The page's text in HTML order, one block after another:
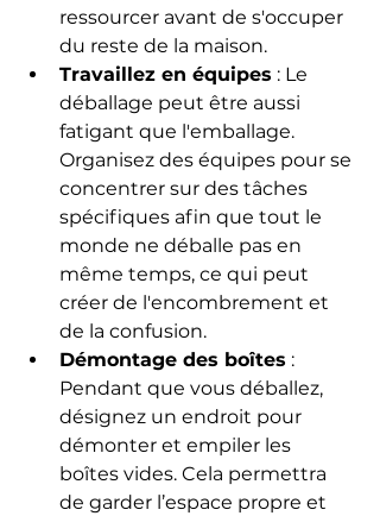
ressourcer avant de s'occuper
du reste de la maison.
Travaillez en équipes : Le
déballage peut être aussi
fatigant que l'emballage.
Organisez des équipes pour se
concentrer sur des tâches
spécifiques afin que tout le
monde ne déballe pas en
même temps, ce qui peut
créer de l'encombrement et
de la confusion.
Démontage des boîtes :
Pendant que vous déballez,
désignez un endroit pour
démonter et empiler les
boîtes vides. Cela permettra
de garder l’espace propre et